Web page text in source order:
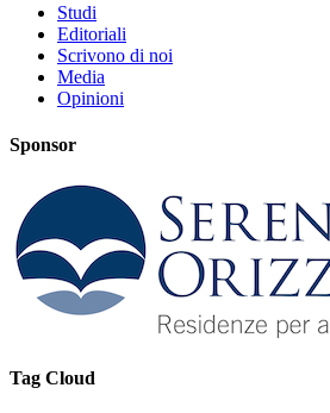
Studi
Editoriali
Scrivono di noi
Media
Opinioni
Sponsor
Tag Cloud